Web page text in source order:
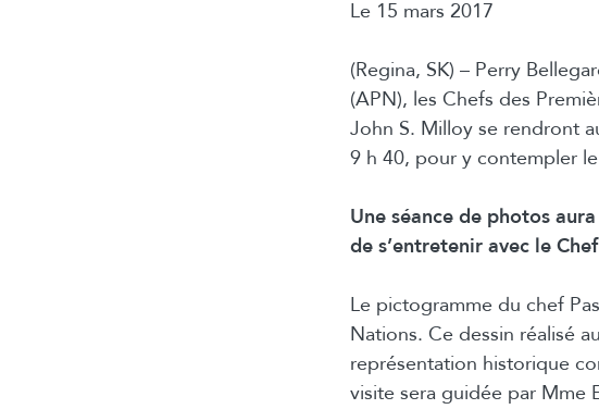
Le 15 mars 2017
(Regina, SK) – Perry
(APN), les Chefs des
John S. Milloy se rendront
9 h 40, pour y contempler
Une séance de photos
de s’entretenir avec le
Le pictogramme du chef
Nations. Ce dessin réalisé
représentation historique
visite sera guidée par Mme